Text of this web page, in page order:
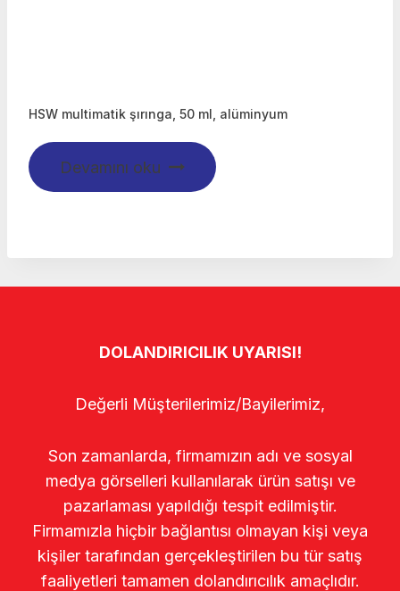
HSW multimatik şırınga, 50 ml, alüminyum
Devamını oku
DOLANDIRICILIK UYARISI!
Değerli Müşterilerimiz/Bayilerimiz,
Son zamanlarda, firmamızın adı ve sosyal
medya görselleri kullanılarak ürün satışı ve
pazarlaması yapıldığı tespit edilmiştir.
Firmamızla hiçbir bağlantısı olmayan kişi veya
kişiler tarafından gerçekleştirilen bu tür satış
faaliyetleri tamamen dolandırıcılık amaçlıdır.